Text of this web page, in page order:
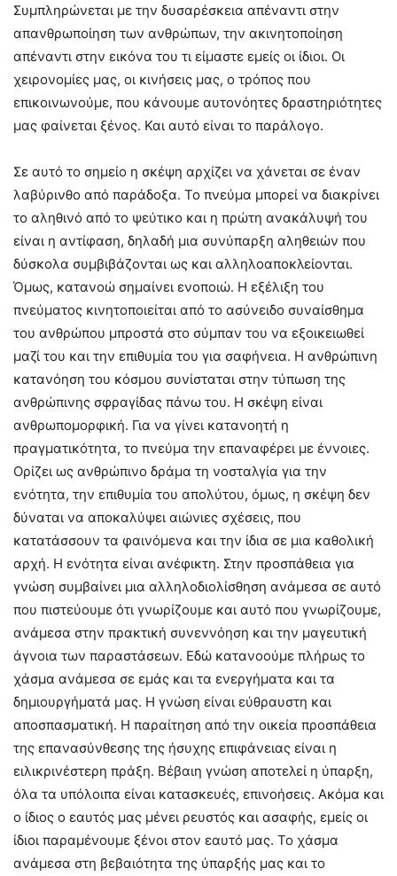
Συμπληρώνεται με την δυσαρέσκεια απέναντι στην
απανθρωποίηση των ανθρώπων, την ακινητοποίηση
απέναντι στην εικόνα του τι είμαστε εμείς οι ίδιοι. Οι
χειρονομίες μας, οι κινήσεις μας, ο τρόπος που
επικοινωνούμε, που κάνουμε αυτονόητες δραστηριότητες
μας φαίνεται ξένος. Και αυτό είναι το παράλογο.
Σε αυτό το σημείο η σκέψη αρχίζει να χάνεται σε έναν
λαβύρινθο από παράδοξα. Το πνεύμα μπορεί να διακρίνει
το αληθινό από το ψεύτικο και η πρώτη ανακάλυψή του
είναι η αντίφαση, δηλαδή μια συνύπαρξη αληθειών που
δύσκολα συμβιβάζονται ως και αλληλοαποκλείονται.
Όμως, κατανοώ σημαίνει ενοποιώ. Η εξέλιξη του
πνεύματος κινητοποιείται από το ασύνειδο συναίσθημα
του ανθρώπου μπροστά στο σύμπαν του να εξοικειωθεί
μαζί του και την επιθυμία του για σαφήνεια. Η ανθρώπινη
κατανόηση του κόσμου συνίσταται στην τύπωση της
ανθρώπινης σφραγίδας πάνω του. Η σκέψη είναι
ανθρωπομορφική. Για να γίνει κατανοητή η
πραγματικότητα, το πνεύμα την επαναφέρει με έννοιες.
Ορίζει ως ανθρώπινο δράμα τη νοσταλγία για την
ενότητα, την επιθυμία του απολύτου, όμως, η σκέψη δεν
δύναται να αποκαλύψει αιώνιες σχέσεις, που
κατατάσσουν τα φαινόμενα και την ίδια σε μια καθολική
αρχή. Η ενότητα είναι ανέφικτη. Στην προσπάθεια για
γνώση συμβαίνει μια αλληλοδιολίσθηση ανάμεσα σε αυτό
που πιστεύουμε ότι γνωρίζουμε και αυτό που γνωρίζουμε,
ανάμεσα στην πρακτική συνεννόηση και την μαγευτική
άγνοια των παραστάσεων. Εδώ κατανοούμε πλήρως το
χάσμα ανάμεσα σε εμάς και τα ενεργήματα και τα
δημιουργήματά μας. Η γνώση είναι εύθραυστη και
αποσπασματική. Η παραίτηση από την οικεία προσπάθεια
της επανασύνθεσης της ήσυχης επιφάνειας είναι η
ειλικρινέστερη πράξη. Βέβαιη γνώση αποτελεί η ύπαρξη,
όλα τα υπόλοιπα είναι κατασκευές, επινοήσεις. Ακόμα και
ο ίδιος ο εαυτός μας μένει ρευστός και ασαφής, εμείς οι
ίδιοι παραμένουμε ξένοι στον εαυτό μας. Το χάσμα
ανάμεσα στη βεβαιότητα της ύπαρξής μας και το